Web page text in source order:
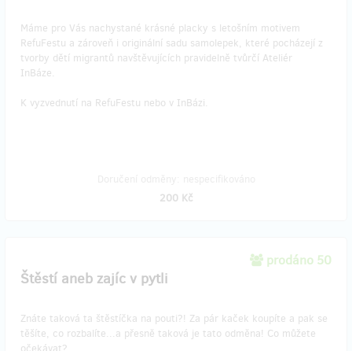
Máme pro Vás nachystané krásné placky s letošním motivem
RefuFestu a zároveň i originální sadu samolepek, které pocházejí z
tvorby dětí migrantů navštěvujících pravidelně tvůrčí Ateliér
InBáze.
K vyzvednutí na RefuFestu nebo v InBázi.
200 Kč
prodáno 50
Štěstí aneb zajíc v pytli
Znáte taková ta štěstíčka na pouti?! Za pár kaček koupíte a pak se
těšíte, co rozbalíte...a přesně taková je tato odměna! Co můžete
očekávat?